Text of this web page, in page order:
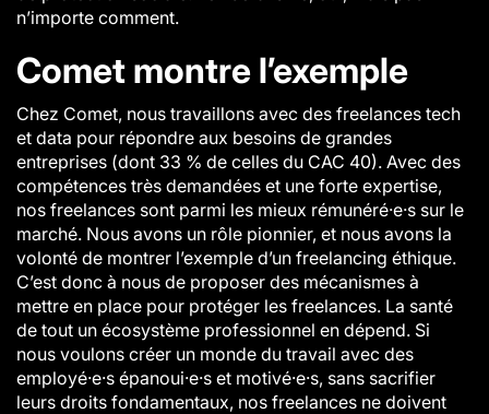
n’importe comment.
Comet montre l’exemple
Chez Comet, nous travaillons avec des freelances tech
et data pour répondre aux besoins de grandes
entreprises (dont 33 % de celles du CAC 40). Avec des
compétences très demandées et une forte expertise,
nos freelances sont parmi les mieux rémunéré·e·s sur le
marché. Nous avons un rôle pionnier, et nous avons la
volonté de montrer l’exemple d’un freelancing éthique.
C’est donc à nous de proposer des mécanismes à
mettre en place pour protéger les freelances. La santé
de tout un écosystème professionnel en dépend. Si
nous voulons créer un monde du travail avec des
employé·e·s épanoui·e·s et motivé·e·s, sans sacrifier
leurs droits fondamentaux, nos freelances ne doivent